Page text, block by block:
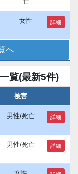
女性 詳細
へ
覧(最新5件)
被害
男性/死亡 詳細
男性/死亡 詳細